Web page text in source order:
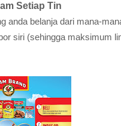
Setiap Tin
anda belanja dari mana-
siri (sehingga maksimum